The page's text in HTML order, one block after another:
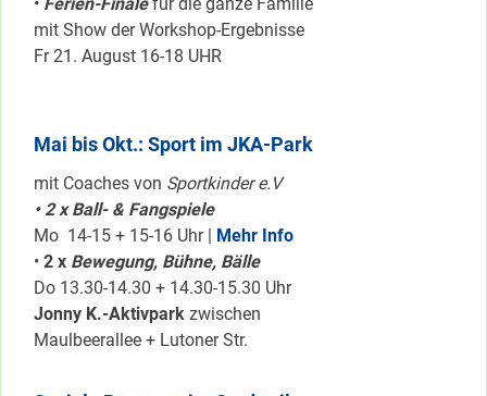
• Ferien-Finalefür die ganze Familie
mit Show der Workshop-Ergebnisse
Fr 21. August 16-18 UHR
Mai bis Okt.: Sport im JKA-Park
mit Coaches von Sportkinder e.V
• 2 x Ball- & Fangspiele
Mo 14-15 + 15-16 Uhr | Mehr Info
• 2 x Bewegung, Bühne, Bälle
Do 13.30-14.30 + 14.30-15.30 Uhr
Jonny K.-Aktivpark zwischen
Maulbeerallee + Lutoner Str.